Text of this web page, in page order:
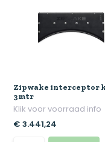
Zipwake interceptor
3mtr
Klik voor voorraad info
€ 3.441,24